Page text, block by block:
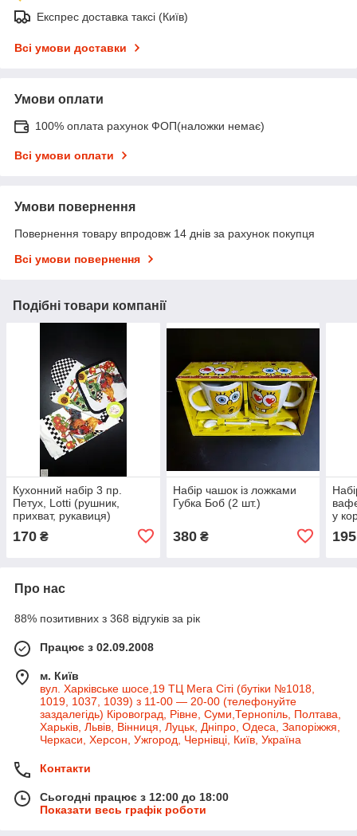
Експрес доставка таксі (Київ)
Всі умови доставки
Умови оплати
100% оплата рахунок ФОП(наложки немає)
Всі умови оплати
Умови повернення
Повернення товару впродовж 14 днів за рахунок покупця
Всі умови повернення
Подібні товари компанії
Кухонний набір 3 пр.
Петух, Lotti (рушник,
прихват, рукавиця)
170 ₴
Набір чашок із ложками
Губка Боб (2 шт.)
380₴
у
195
Про нас
88% позитивних з 368 відгуків за рік
Працює з 02.09.2008
м. Київ
вул. Харківське шосе,19 ТЦ Мега Сіті (бутіки №1018,
1019, 1037, 1039) з 11-00 — 20-00 (телефонуйте
заздалегідь) Кіровоград, Рівне, Суми,Тернопіль, Полтава,
Харьків, Львів, Вінниця, Луцьк, Дніпро, Одеса, Запоріжжя,
Черкаси, Херсон, Ужгород, Чернівці, Київ, Україна
Контакти
Сьогодні працює з 12:00 до 18:00
Показати весь графік роботи